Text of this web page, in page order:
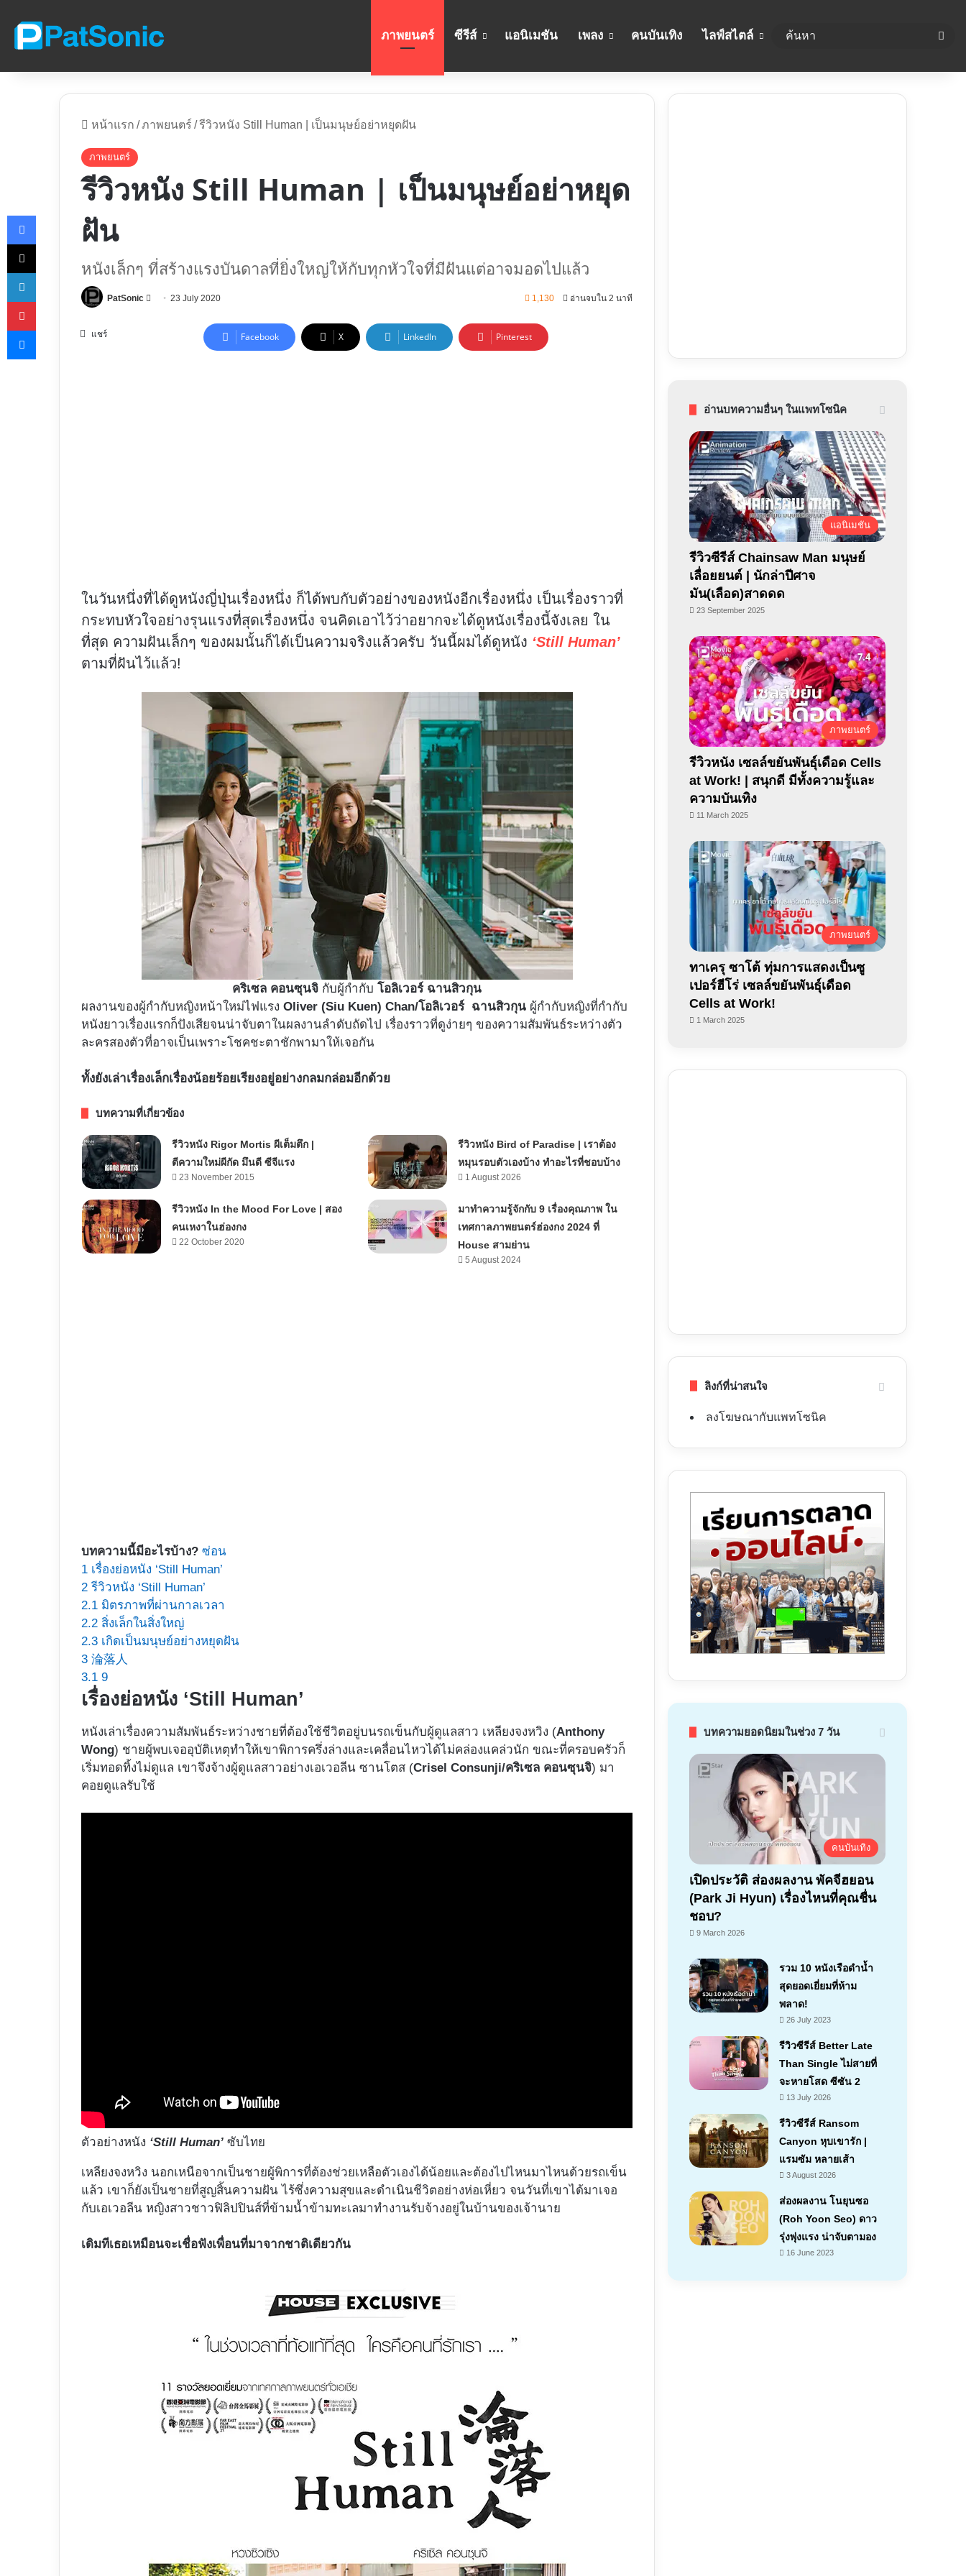
ภาพยนตร์ ซีรีส์ แอนิเมชัน เพลง คนบันเทิง ไลฟ์สไตล์ ค้นห
หน้าแรก /ภาพยนตร์ /รีวิวหนัง Still Human | เป็นมนุษย์อย่าหยุดฝัน
ภาพยนตร์
รีวิวหนัง Still Human | เป็นมนุษย์อย่าหยุด
ฝัน
หนังเล็กๆ ที่สร้างแรงบันดาลที่ยิ่งใหญ่ให้กับทุกหัวใจที่มีฝันแต่อาจมอดไปแล้ว
PatSonic
Follow23 July 2020 1,130 อ่านจบใน 2 นาที
แชร์ Facebook X LinkedIn Pinterest
ในวันหนึ่งที่ได้ดูหนังญี่ปุ่นเรื่องหนึ่ง ก็ได้พบกับตัวอย่างของหนังอีกเรื่องหนึ่ง เป็นเรื่องราวที่
กระทบหัวใจอย่างรุนแรงที่สุดเรื่องหนึ่ง จนคิดเอาไว้ว่าอยากจะได้ดูหนังเรื่องนี้จังเลย ใน
ที่สุด ความฝันเล็กๆ ของผมนั้นก็ได้เป็นความจริงแล้วครับ วันนี้ผมได้ดูหนัง ‘Still Human’
ตามที่ฝันไว้แล้ว!
คริเซล คอนซุนจิ กับผู้กำกับ โอลิเวอร์ ฉานสิวกุน
ผลงานของผู้กำกับหญิงหน้าใหม่ไฟแรงOliver (Siu Kuen) Chan/โอลิเวอร์ ฉานสิวกุน ผู้กำกับหญิงที่กำกับ
หนังยาวเรื่องแรกก็ปังเสียจนน่าจับตาในผลงานลำดับถัดไป เรื่องราวที่ดูง่ายๆ ของความสัมพันธ์ระหว่างตัว
ละครสองตัวที่อาจเป็นเพราะโชคชะตาชักพามาให้เจอกัน
ทั้งยังเล่าเรื่องเล็กเรื่องน้อยร้อยเรียงอยู่อย่างกลมกล่อมอีกด้วย
บทความที่เกี่ยวข้อง
รีวิวหนัง Rigor Mortis ผีเต็มตึก |
ตีความใหม่ผีกัด มึนดี ซีจีแรง
23 November 2015
รีวิวหนัง Bird of Paradise | เราต้อง
หมุนรอบตัวเองบ้าง ทำอะไรที่ชอบบ้าง
1 August 2026
รีวิวหนัง In the Mood For Love | สอง
คนเหงาในฮ่องกง
22 October 2020
มาทำความรู้จักกับ 9 เรื่องคุณภาพ ใน
เทศกาลภาพยนตร์ฮ่องกง 2024 ที่
House สามย่าน
5 August 2024
บทความนี้มีอะไรบ้าง? ซ่อน
1 เรื่องย่อหนัง ‘Still Human’
2 รีวิวหนัง ‘Still Human’
2.1 มิตรภาพที่ผ่านกาลเวลา
2.2 สิ่งเล็กในสิ่งใหญ่
2.3 เกิดเป็นมนุษย์อย่างหยุดฝัน
3 淪落人
3.1 9
เรื่องย่อหนัง ‘Still Human’
หนังเล่าเรื่องความสัมพันธ์ระหว่างชายที่ต้องใช้ชีวิตอยู่บนรถเข็นกับผู้ดูแลสาว เหลียงจงหวิง (Anthony
Wong) ชายผู้พบเจออุบัติเหตุทำให้เขาพิการครึ่งล่างและเคลื่อนไหวได้ไม่คล่องแคล่วนัก ขณะที่ครอบครัวก็
เริ่มทอดทิ้งไม่ดูแล เขาจึงจ้างผู้ดูแลสาวอย่างเอเวอลีน ซานโตส (Crisel Consunji/คริเซล คอนซุนจิ) มา
คอยดูแลรับใช้
ตัวอย่างหนัง ‘Still Human’ ซับไทย
เหลียงจงหวิง นอกเหนือจากเป็นชายผู้พิการที่ต้องช่วยเหลือตัวเองได้น้อยและต้องไปไหนมาไหนด้วยรถเข็น
แล้ว เขาก็ยังเป็นชายที่สูญสิ้นความฝัน ไร้ซึ่งความสุขและดำเนินชีวิตอย่างห่อเหี่ยว จนวันที่เขาได้มาเจอ
กับเอเวอลีน หญิงสาวชาวฟิลิปปินส์ที่ข้ามน้ำข้ามทะเลมาทำงานรับจ้างอยู่ในบ้านของเจ้านาย
เดิมทีเธอเหมือนจะเชื่อฟังเพื่อนที่มาจากชาติเดียวกัน
อ่านบทความอื่นๆ ในแพทโซนิค
แอนิเมชัน
รีวิวซีรีส์ Chainsaw Man มนุษย์
เลื่อยยนต์ | นักล่าปีศาจ
มัน(เลือด)สาดดด
23 September 2025
ภาพยนตร์
รีวิวหนัง เซลล์ขยันพันธุ์เดือด Cells
at Work! | สนุกดี มีทั้งความรู้และ
ความบันเทิง
11 March 2025
ภาพยนตร์
ทาเครุ ซาโต้ ทุ่มการแสดงเป็นซู
เปอร์ฮีโร่ เซลล์ขยันพันธุ์เดือด
Cells at Work!
1 March 2025
ลิงก์ที่น่าสนใจ
ลงโฆษณากับแพทโซนิค
บทความยอดนิยมในช่วง 7 วัน
คนบันเทิง
เปิดประวัติ ส่องผลงาน พัคจีฮยอน
(Park Ji Hyun) เรื่องไหนที่คุณชื่น
ชอบ?
9 March 2026
รวม 10 หนังเรือดำน้ำ
สุดยอดเยี่ยมที่ห้าม
พลาด!
26 July 2023
รีวิวซีรีส์ Better Late
Than Single ไม่สายที่
จะหายโสด ซีซัน 2
13 July 2026
7.1
รีวิวซีรีส์ Ransom
Canyon หุบเขารัก |
แรมซัม หลายเส้า
3 August 2026
ส่องผลงาน โนยุนซอ
(Roh Yoon Seo) ดาว
รุ่งพุ่งแรง น่าจับตามอง
16 June 2023
Facebook
X
LinkedIn
Pinterest
Messenger